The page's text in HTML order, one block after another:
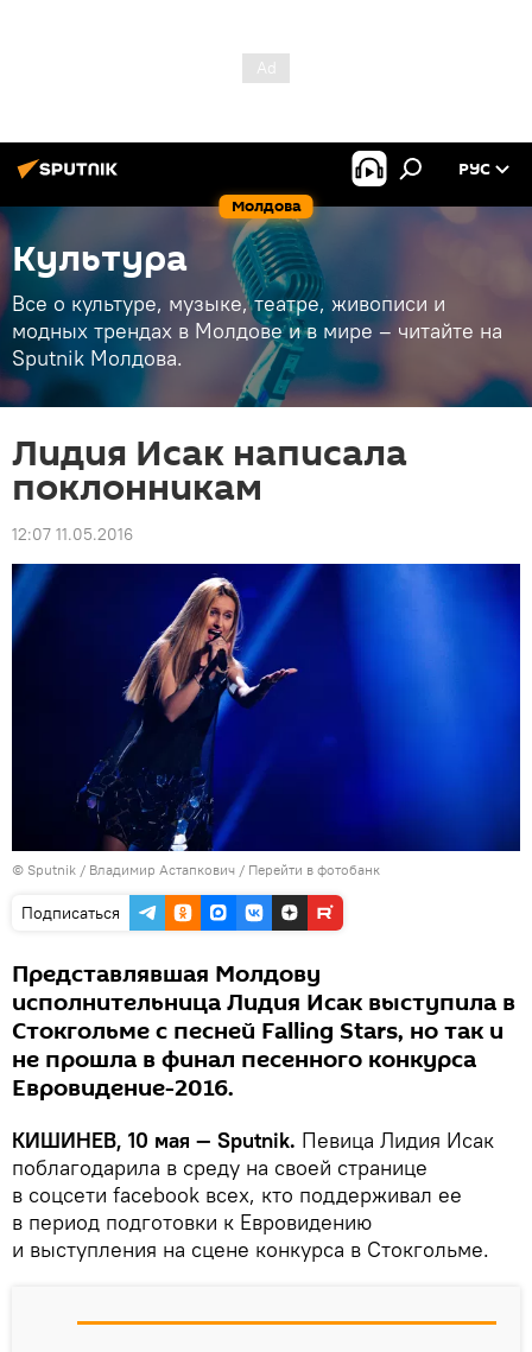
Молдова
РУС
Культура
Все о культуре, музыке, театре, живописи и
модных трендах в Молдове и в мире – читайте на
Sputnik Молдова.
Лидия Исак написала
поклонникам
12:07 11.05.2016
© Sputnik / Владимир Астапкович / Перейти в фотобанк
Подписаться
Представлявшая Молдову
исполнительница Лидия Исак выступила в
Стокгольме с песней Falling Stars, но так и
не прошла в финал песенного конкурса
Евровидение-2016.
КИШИНЕВ, 10 мая — Sputnik. Певица Лидия Исак
поблагодарила в среду на своей странице
в соцсети facebook всех, кто поддерживал ее
в период подготовки к Евровидению
и выступления на сцене конкурса в Стокгольме.